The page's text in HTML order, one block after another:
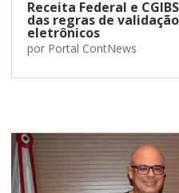
Receita Federal e
das regras de
eletrônicos
por Portal ContNews